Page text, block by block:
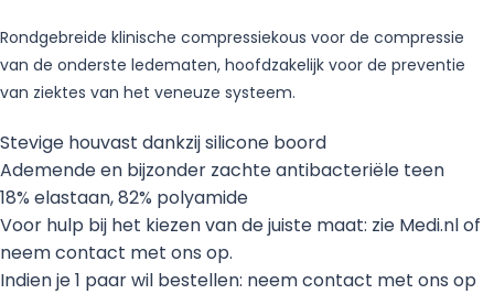
Rondgebreide klinische compressiekous voor de compressie
van de onderste ledematen, hoofdzakelijk voor de preventie
van ziektes van het veneuze systeem.
Stevige houvast dankzij silicone boord
Ademende en bijzonder zachte antibacteriële teen
18% elastaan, 82% polyamide
Voor hulp bij het kiezen van de juiste maat: zie Medi.nl of
neem contact met ons op.
Indien je 1 paar wil bestellen: neem contact met ons op